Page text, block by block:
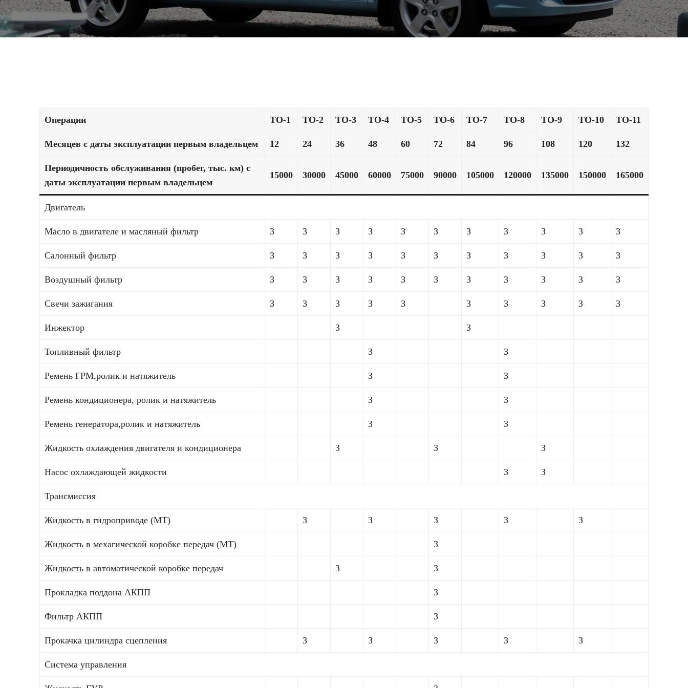
Операции ТО-1 ТО-2 ТО-3 ТО-4 ТО-5 ТО-6 ТО-7 ТО-8 ТО-9 ТО-10 ТО-11
Месяцев с даты эксплуатации первым владельцем 12 24 36 48 60 72 84 96 108 120 132
Периодичность обслуживания (пробег, тыс. км) с
даты эксплуатации первым владельцем
15000 30000 45000 60000 75000 90000 105000 120000 135000 150000 165000
Двигатель
Масло в двигателе и масляный фильтр З З З З З З З З З З З
Салонный фильтр З З З З З З З З З З З
Воздушный фильтр З З З З З З З З З З З
Свечи зажигания З З З З З З З З З З
Инжектор З З
Топливный фильтр З З
Ремень ГРМ,ролик и натяжитель З З
Ремень кондиционера, ролик и натяжитель З З
Ремень генератора,ролик и натяжитель З З
Жидкость охлаждения двигателя и кондиционера З З З
Насос охлаждающей жидкости З З
Трансмиссия
Жидкость в гидроприводе (МТ) З З З З З
Жидкость в мехагической коробке передач (МТ) З
Жидкость в автоматической коробке передач З З
Прокладка поддона АКПП З
Фильтр АКПП З
Прокачка цилиндра сцепления З З З З З
Система управления